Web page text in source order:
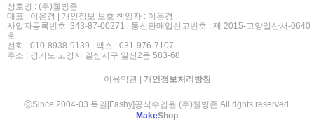
상호명 : (주)웰빙존
대표 : 이은경 | 개인정보 보호 책임자 : 이은경
사업자등록번호 :343-87-00271 | 통신판매업신고번호 : 제 2015-고양일산서-0640
호
전화 : 010-8938-9139 | 팩스 : 031-976-7107
주소 : 경기도 고양시 일산서구 일산2동 583-68
이용약관| 개인정보처리방침
ⓒSince 2004-03.독일[Fashy]공식수입원 (주)웰빙존 All rights reserved.
MakeShop